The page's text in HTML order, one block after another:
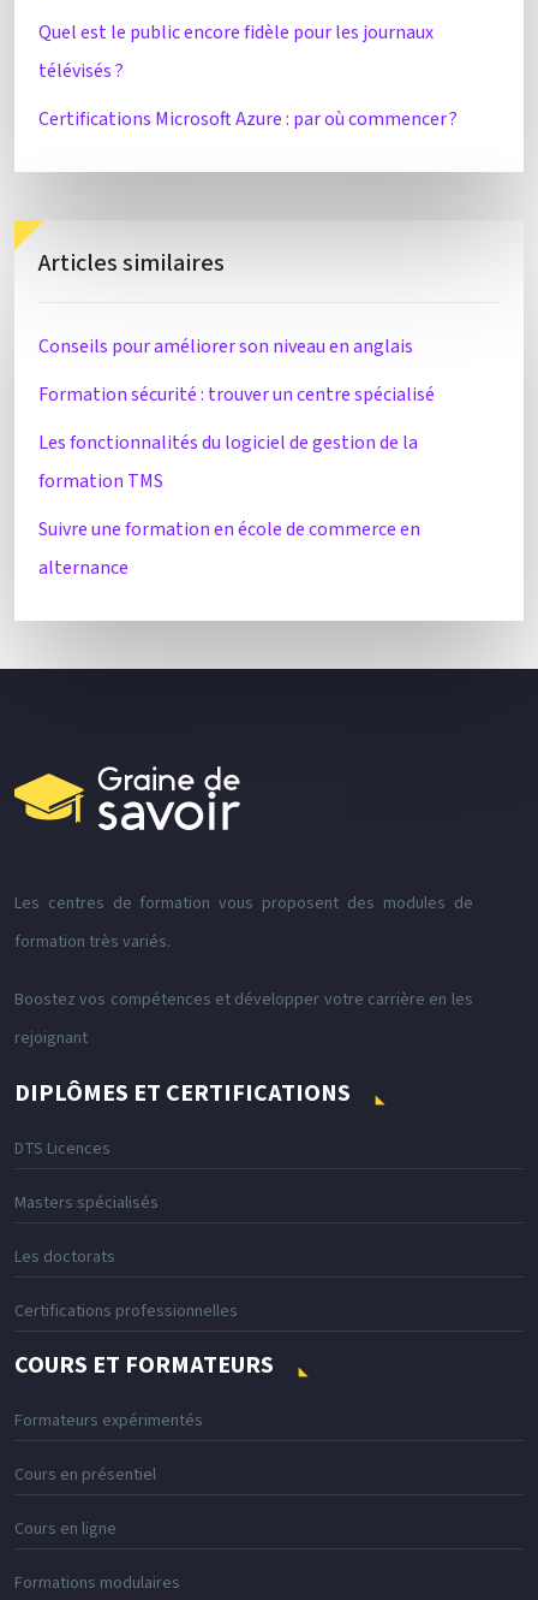
Quel est le public encore fidèle pour les journaux
télévisés ?
Certifications Microsoft Azure : par où commencer ?
Articles similaires
Conseils pour améliorer son niveau en anglais
Formation sécurité : trouver un centre spécialisé
Les fonctionnalités du logiciel de gestion de la
formation TMS
Suivre une formation en école de commerce en
alternance
Les centres de formation vous proposent des modules de
formation très variés.
Boostez vos compétences et développer votre carrière en les
rejoignant
DIPLÔMES ET CERTIFICATIONS
DTS Licences
Masters spécialisés
Les doctorats
Certifications professionnelles
COURS ET FORMATEURS
Formateurs expérimentés
Cours en présentiel
Cours en ligne
Formations modulaires